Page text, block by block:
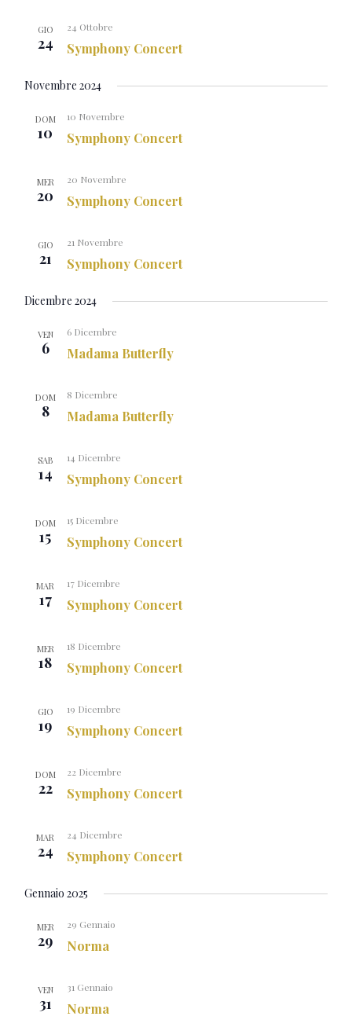
GIO
24 Symphony Concert
24 Ottobre
Novembre 2024
DOM
10 Symphony Concert
10 Novembre
MER
20 Symphony Concert
20 Novembre
GIO
21 Symphony Concert
21 Novembre
Dicembre 2024
VEN
6 Madama Butterfly
6 Dicembre
DOM
8 Madama Butterfly
8 Dicembre
SAB
14 Symphony Concert
14 Dicembre
DOM
15 Symphony Concert
15 Dicembre
MAR
17 Symphony Concert
17 Dicembre
MER
18 Symphony Concert
18 Dicembre
GIO
19 Symphony Concert
19 Dicembre
DOM
22 Symphony Concert
22 Dicembre
MAR
24 Symphony Concert
24 Dicembre
Gennaio 2025
MER
29 Norma
29 Gennaio
VEN
31 Norma
31 Gennaio